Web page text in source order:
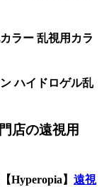
ラー 乱視用カラ
ハイドロゲル乱
店の遠視用
Hyperopia】 遠視